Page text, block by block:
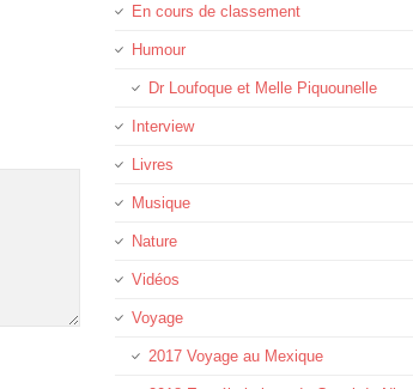
En cours de classement
Humour
Dr Loufoque et Melle Piquounelle
Interview
Livres
Musique
Nature
Vidéos
Voyage
2017 Voyage au Mexique